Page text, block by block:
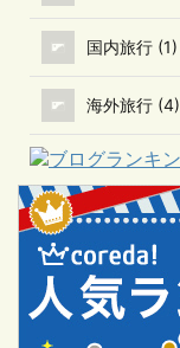
国内旅行 (1)
海外旅行 (4)